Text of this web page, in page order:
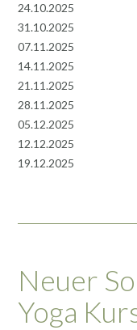
24.10.2025
31.10.2025
07.11.2025
14.11.2025
21.11.2025
28.11.2025
05.12.2025
12.12.2025
19.12.2025
Neuer
Yoga